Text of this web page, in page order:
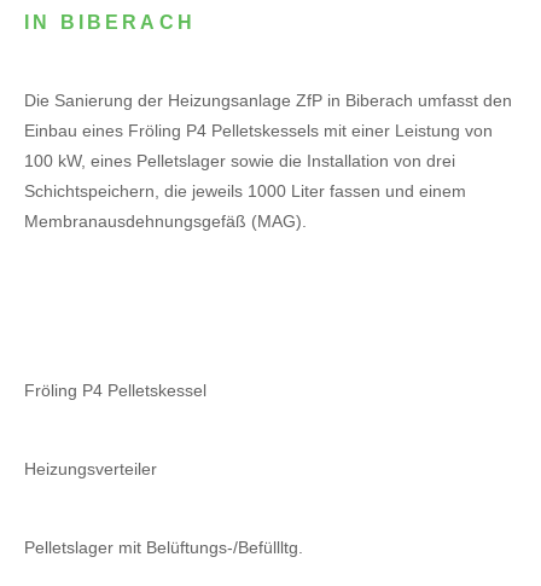
IN BIBERACH
Die Sanierung der Heizungsanlage ZfP in Biberach umfasst den
Einbau eines Fröling P4 Pelletskessels mit einer Leistung von
100 kW, eines Pelletslager sowie die Installation von drei
Schichtspeichern, die jeweils 1000 Liter fassen und einem
Membranausdehnungsgefäß (MAG).
Fröling P4 Pelletskessel
Heizungsverteiler
Pelletslager mit Belüftungs-/Befüllltg.